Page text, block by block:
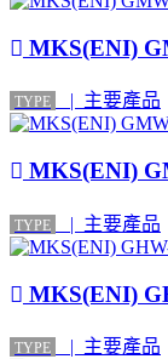
MKS(ENI)
TYPE | 主要產品
MKS(ENI)
TYPE | 主要產品
MKS(ENI)
TYPE | 主要產品